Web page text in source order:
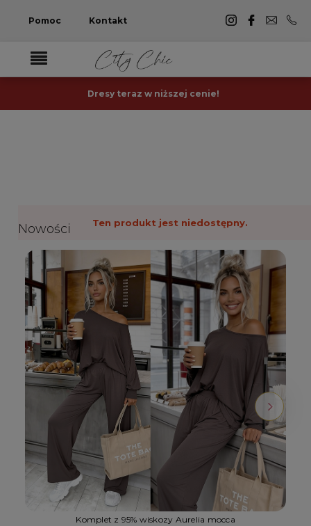
Pomoc Kontakt
Dresy teraz w niższej cenie!
Ten produkt jest niedostępny.
Nowości
Komplet z 95% wiskozy Aurelia mocca